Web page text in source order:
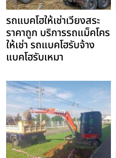
รถแบคโฮให้เช่าเวียงสระ
ราคาถูก บริการรถแม็คโคร
ให้เช่า รถแบคโฮรับจ้าง
แบคโฮรับเหมา